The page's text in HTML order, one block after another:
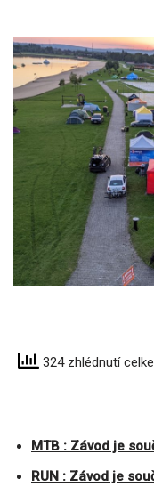
324 zhlédnutí
MTB : Závod je
RUN : Závod je